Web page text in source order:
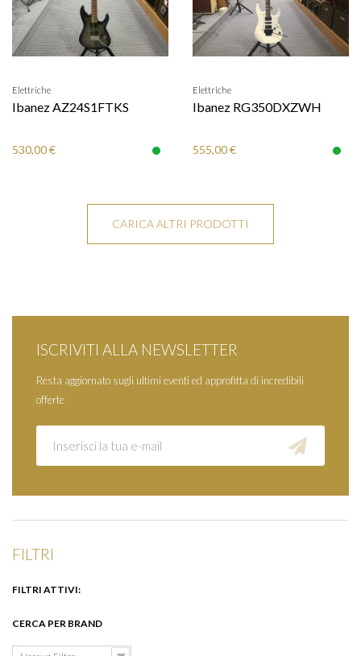
Elettriche
Ibanez AZ24S1FTKS
530,00 €
Elettriche
Ibanez RG350DXZWH
555,00 €
CARICA ALTRI PRODOTTI
ISCRIVITI ALLA NEWSLETTER
Resta aggiornato sugli ultimi eventi ed approfitta di incredibili
offerte
FILTRI
FILTRI ATTIVI:
CERCA PER BRAND